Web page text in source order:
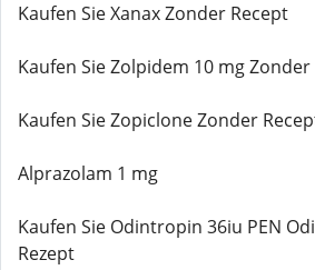
Kaufen Sie Xanax Zonder Recept
Kaufen Sie Zolpidem 10 mg Zonder
Kaufen Sie Zopiclone Zonder
Alprazolam 1 mg
Kaufen Sie Odintropin 36iu PEN
Rezept